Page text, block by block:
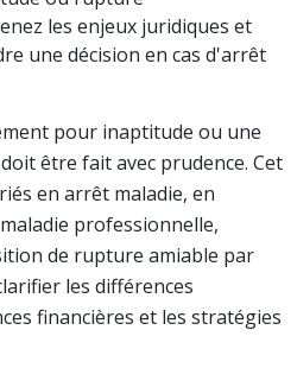
les enjeux juridiques et
une décision en cas d'arrêt
pour inaptitude ou une
être fait avec prudence. Cet
en arrêt maladie, en
professionnelle,
de rupture amiable par
les différences
financières et les stratégies